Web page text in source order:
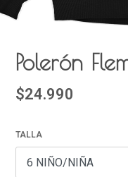
Polerón
$24.990
TALLA